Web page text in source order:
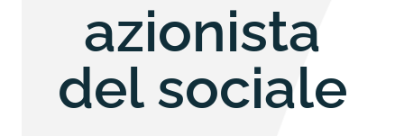
azionista
del sociale